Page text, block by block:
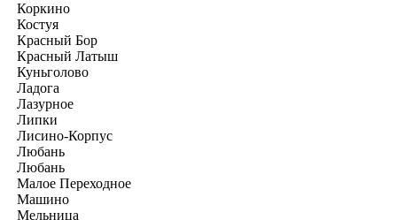
Коркино
Костуя
Красный Бор
Красный Латыш
Куньголово
Ладога
Лазурное
Липки
Лисино-Корпус
Любань
Любань
Малое Переходное
Машино
Мельница